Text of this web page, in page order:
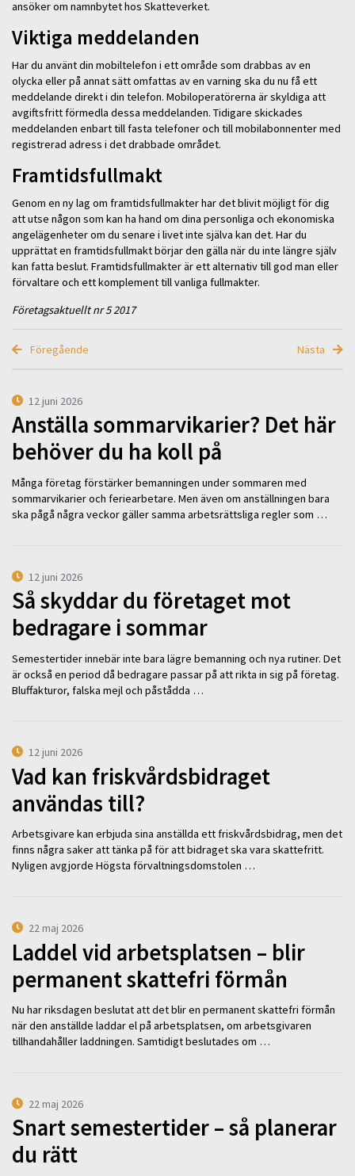
ansöker om namnbytet hos Skatteverket.
Viktiga meddelanden
Har du använt din mobiltelefon i ett område som drabbas av en
olycka eller på annat sätt omfattas av en varning ska du nu få ett
meddelande direkt i din telefon. Mobiloperatörerna är skyldiga att
avgiftsfritt förmedla dessa meddelanden. Tidigare skickades
meddelanden enbart till fasta telefoner och till mobilabonnenter med
registrerad adress i det drabbade området.
Framtidsfullmakt
Genom en ny lag om framtidsfullmakter har det blivit möjligt för dig
att utse någon som kan ha hand om dina personliga och ekonomiska
angelägenheter om du senare i livet inte själva kan det. Har du
upprättat en framtidsfullmakt börjar den gälla när du inte längre själv
kan fatta beslut. Framtidsfullmakter är ett alternativ till god man eller
förvaltare och ett komplement till vanliga fullmakter.
Företagsaktuellt nr 5 2017
Föregående Nästa
12 juni 2026
Anställa sommarvikarier? Det här
behöver du ha koll på
Många företag förstärker bemanningen under sommaren med
sommarvikarier och feriearbetare. Men även om anställningen bara
ska pågå några veckor gäller samma arbetsrättsliga regler som …
12 juni 2026
Så skyddar du företaget mot
bedragare i sommar
Semestertider innebär inte bara lägre bemanning och nya rutiner. Det
är också en period då bedragare passar på att rikta in sig på företag.
Bluffakturor, falska mejl och påstådda …
12 juni 2026
Vad kan friskvårdsbidraget
användas till?
Arbetsgivare kan erbjuda sina anställda ett friskvårdsbidrag, men det
finns några saker att tänka på för att bidraget ska vara skattefritt.
Nyligen avgjorde Högsta förvaltningsdomstolen …
22 maj 2026
Laddel vid arbetsplatsen – blir
permanent skattefri förmån
Nu har riksdagen beslutat att det blir en permanent skattefri förmån
när den anställde laddar el på arbetsplatsen, om arbetsgivaren
tillhandahåller laddningen. Samtidigt beslutades om …
22 maj 2026
Snart semestertider – så planerar
du rätt